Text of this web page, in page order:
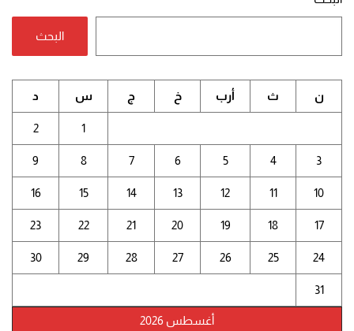
البحث
أغسطس 2026
ن ث أرب خ ج س د
1
2
3
4
5
6
7
8
9
10
11
12
13
14
15
16
17
18
19
20
21
22
23
24
25
26
27
28
29
30
31